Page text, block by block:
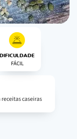
DIFICULDADE
FÁCIL
caseiras